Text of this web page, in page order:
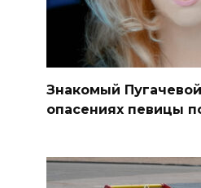
Знакомый
опасениях певицы